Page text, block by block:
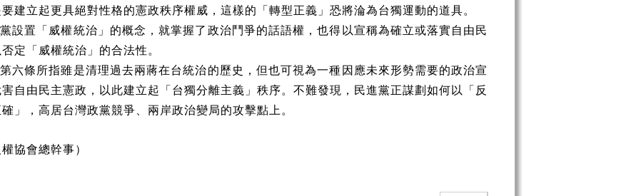
建立起更具絕對性格的憲政秩序權威，這樣的「轉型正義」恐將淪為台獨運動的道具。
設置「威權統治」的概念，就掌握了政治鬥爭的話語權，也得以宣稱為確立或落實自由民
定「威權統治」的合法性。
六條所指雖是清理過去兩蔣在台統治的歷史，但也可視為一種因應未來形勢需要的政治宣
自由民主憲政，以此建立起「台獨分離主義」秩序。不難發現，民進黨正謀劃如何以「反
」，高居台灣政黨競爭、兩岸政治變局的攻擊點上。
協會總幹事）